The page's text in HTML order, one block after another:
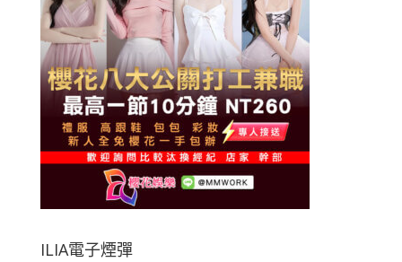
ILIA電子煙彈